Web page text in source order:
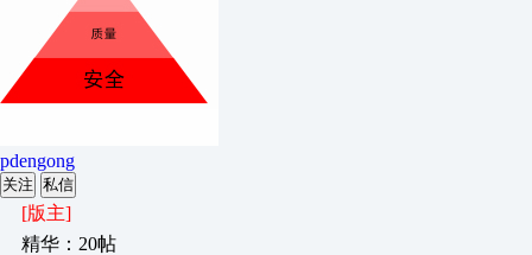
pdengong
关注 私信
[版主]
精华：20帖